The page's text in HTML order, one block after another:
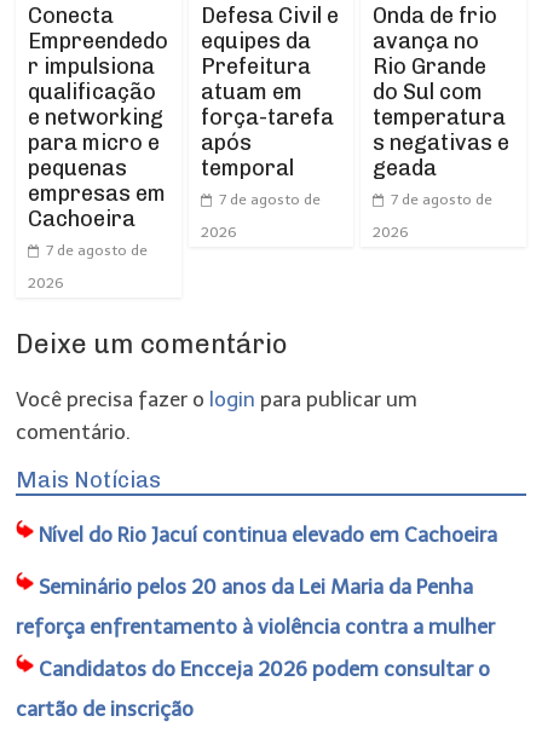
Conecta
Empreendedo
r impulsiona
qualificação
e networking
para micro e
pequenas
empresas em
Cachoeira
7 de agosto de
2026
Defesa Civil e
equipes da
Prefeitura
atuam em
força-tarefa
após
temporal
7 de agosto de
2026
Onda de frio
avança no
Rio Grande
do Sul com
temperatura
s negativas e
geada
7 de agosto de
2026
Deixe um comentário
Você precisa fazer o login para publicar um
comentário.
Mais Notícias
Nível do Rio Jacuí continua elevado em Cachoeira
Seminário pelos 20 anos da Lei Maria da Penha
reforça enfrentamento à violência contra a mulher
Candidatos do Encceja 2026 podem consultar o
cartão de inscrição